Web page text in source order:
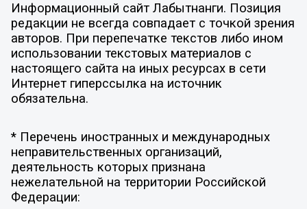
Информационный сайт Лабытнанги. Позиция
редакции не всегда совпадает с точкой зрения
авторов. При перепечатке текстов либо ином
использовании текстовых материалов с
настоящего сайта на иных ресурсах в сети
Интернет гиперссылка на источник
обязательна.
* Перечень иностранных и международных
неправительственных организаций,
деятельность которых признана
нежелательной на территории Российской
Федерации: